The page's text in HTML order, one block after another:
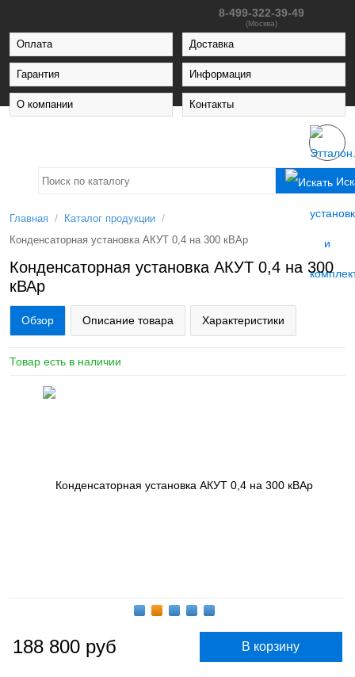
8-499-322-39-49
(Москва)
Оплата Доставка
Гарантия Информация
О компании Контакты
Главная / Каталог продукции /
Конденсаторная установка АКУТ 0,4 на 300 кВАр
Конденсаторная установка АКУТ 0,4 на 300
кВАр
Обзор Описание товара Характеристики
Товар есть в наличии
188 800 руб